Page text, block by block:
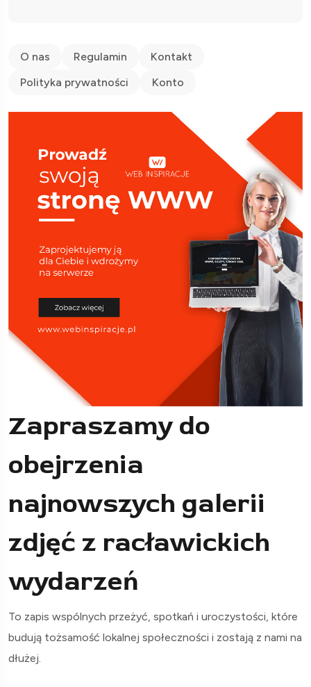
O nas Regulamin
Kontakt
Polityka prywatności
Konto
Zapraszamy do
obejrzenia
najnowszych galerii
zdjęć z racławickich
wydarzeń
To zapis wspólnych przeżyć, spotkań i uroczystości, które
budują tożsamość lokalnej społeczności i zostają z nami na
dłużej.